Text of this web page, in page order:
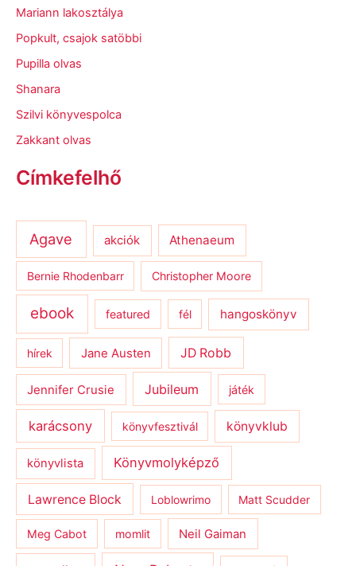
Mariann lakosztálya
Popkult, csajok satöbbi
Pupilla olvas
Shanara
Szilvi könyvespolca
Zakkant olvas
Címkefelhő
Agave akciók Athenaeum
Bernie Rhodenbarr Christopher Moore
ebook featured fél hangoskönyv
hírek Jane Austen JD Robb
Jennifer Crusie Jubileum játék
karácsony könyvfesztivál könyvklub
könyvlista Könyvmolyképző
Lawrence Block Loblowrimo Matt Scudder
Meg Cabot momlit Neil Gaiman